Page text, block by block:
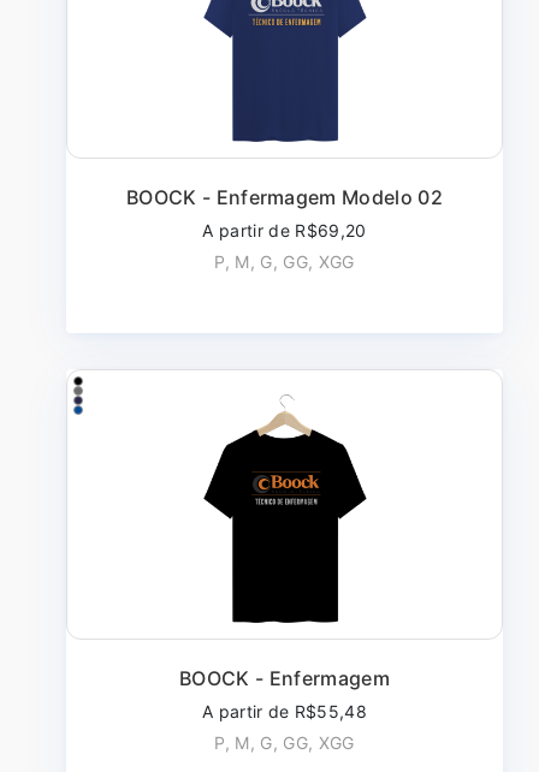
BOOCK - Enfermagem Modelo 02
A partir de R$69,20
P, M, G, GG, XGG
BOOCK - Enfermagem
A partir de R$55,48
P, M, G, GG, XGG